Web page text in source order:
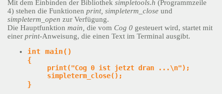
Mit dem Einbinden der Bibliothek simpletools.h (Programmzeile
4) stehen die Funktionen print, simpleterm_close und
simpleterm_open zur Verfügung.
Die Hauptfunktion main, die vom Cog 0 gesteuert wird, startet mit
einer print-Anweisung, die einen Text im Terminal ausgibt.
int main()
{
}